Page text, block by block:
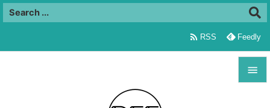

 RSS Feedly